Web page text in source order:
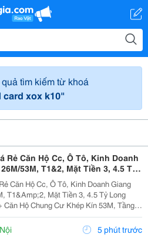
tìm kiếm từ khoá
xox k10"
Rẻ Căn Hộ Cc, Ô Tô, Kinh Doanh
53M, T1&2, Mặt Tiền 3, 4.5 Tỷ
Căn Hộ Cc, Ô Tô, Kinh Doanh Giang
T1&Amp;2, Mặt Tiền 3, 4.5 Tỷ Long
Căn Hộ Chung Cư Khép Kín 53M, Tầng 1
Chung Cư, Đất Sổ Đỏ Lâu Dài. + Kinh
Các Loại Hình, Quỹ Đất Rộng...5 phút trước